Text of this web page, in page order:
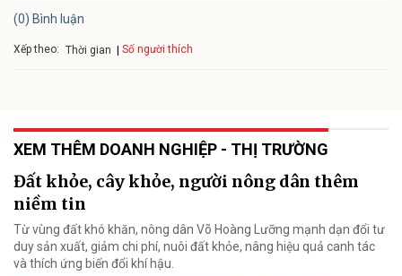
(0) Bình luận
Xếp theo: Thời gian Số người thích
XEM THÊM DOANH NGHIỆP - THỊ TRƯỜNG
Đất khỏe, cây khỏe, người nông dân thêm
niềm tin
Từ vùng đất khó khăn, nông dân Võ Hoàng Lưỡng mạnh dạn đổi tư
duy sản xuất, giảm chi phí, nuôi đất khỏe, nâng hiệu quả canh tác
và thích ứng biến đổi khí hậu.